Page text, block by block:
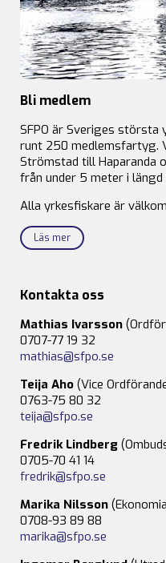
Bli medlem
SFPO är Sveriges största
runt 250 medlemsfartyg.
Strömstad till Haparanda
från under 5 meter i
Alla yrkesfiskare är
Läs mer
Kontakta oss
Mathias Ivarsson
0707-77 19 32
mathias@sfpo.se
Teija Aho (Vice
0763-75 80 32
teija@sfpo.se
Fredrik Lindberg
0705-70 41 14
fredrik@sfpo.se
Marika Nilsson
0708-93 89 88
marika@sfpo.se